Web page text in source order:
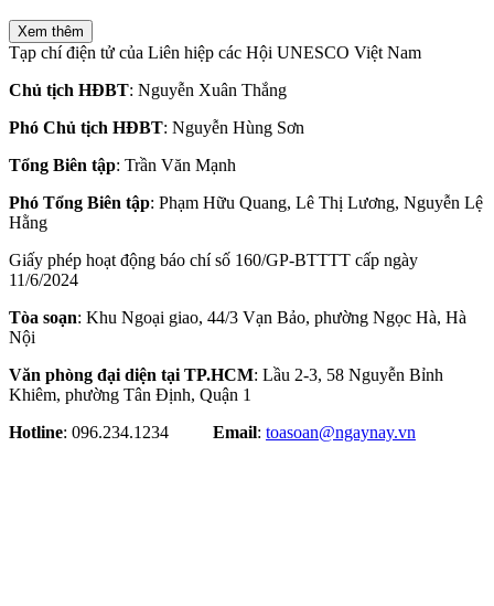
Xem thêm
Tạp chí điện tử của Liên hiệp các Hội UNESCO Việt Nam
Chủ tịch HĐBT: Nguyễn Xuân Thắng
Phó Chủ tịch HĐBT: Nguyễn Hùng Sơn
Tổng Biên tập: Trần Văn Mạnh
Phó Tổng Biên tập: Phạm Hữu Quang, Lê Thị Lương, Nguyễn Lệ
Hằng
Giấy phép hoạt động báo chí số 160/GP-BTTTT cấp ngày
11/6/2024
Tòa soạn: Khu Ngoại giao, 44/3 Vạn Bảo, phường Ngọc Hà, Hà
Nội
Văn phòng đại diện tại TP.HCM: Lầu 2-3, 58 Nguyễn Bỉnh
Khiêm, phường Tân Định, Quận 1
Hotline: 096.234.1234 Email: toasoan@ngaynay.vn